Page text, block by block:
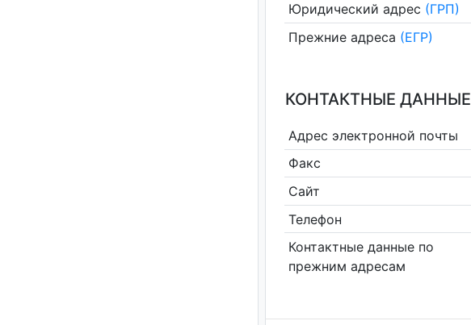
Юридический адрес (ГРП)
Прежние адреса (ЕГР)
КОНТАКТНЫЕ ДАННЫЕ
Адрес электронной почты
Факс
Сайт
Телефон
Контактные данные по
прежним адресам